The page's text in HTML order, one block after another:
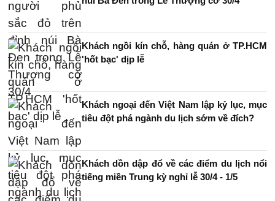
Khách ngồi kín chỗ, hàng quán ở TP.HCM
'hốt bạc' dịp lễ
Khách ngoại đến Việt Nam lập kỷ lục, mục
tiêu đột phá ngành du lịch sớm về đích?
Khách dồn dập đổ về các điểm du lịch nổi
tiếng miền Trung kỳ nghỉ lễ 30/4 - 1/5